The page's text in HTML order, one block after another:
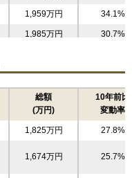
1,959万円 34.1%
1,985万円 30.7%
2,173万円 23.1%
1,797万円 29.0%
3,019万円 29.9%
2,449万円 34.5%
1,848万円 24.8%
総額
(万円)
10年前比
変動率
1,825万円 27.8%
1,674万円 25.7%